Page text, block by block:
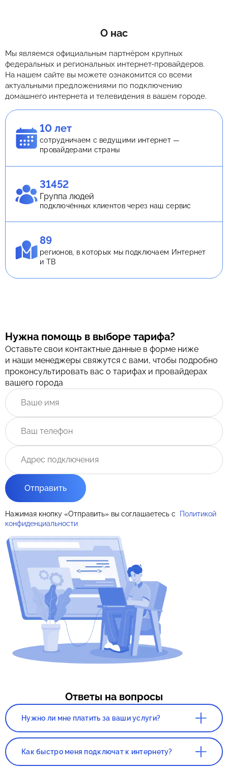
О нас
Мы являемся официальным партнёром крупных
федеральных и региональных интернет-провайдеров.
На нашем сайте вы можете ознакомится со всеми
актуальными предложениями по подключению
домашнего интернета и телевидения в вашем городе.
10 лет
сотрудничаем с ведущими интернет —
провайдерами страны
31452
Группа людей
подключённых клиентов через наш сервис
89
регионов, в которых мы подключаем Интернет
и ТВ
Нужна помощь в выборе тарифа?
Оставьте свои контактные данные в форме ниже
и наши менеджеры свяжутся с вами, чтобы подробно
проконсультировать вас о тарифах и провайдерах
вашего города
Отправить
Нажимая кнопку «Отправить» вы соглашаетесь с
Политикой
конфиденциальности
Ответы на вопросы
Нужно ли мне платить за ваши услуги?
Нет. Сервис, а так же консультация со
Как быстро меня подключат к интернету?
Все зависит от нагруженности вашего